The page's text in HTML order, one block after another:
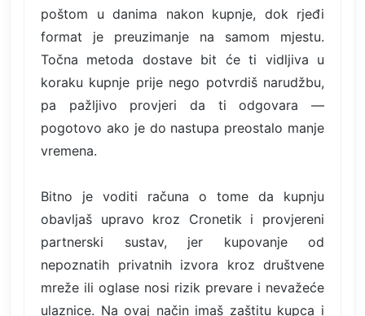
poštom u danima nakon kupnje, dok rjeđi
format je preuzimanje na samom mjestu.
Točna metoda dostave bit će ti vidljiva u
koraku kupnje prije nego potvrdiš narudžbu,
pa pažljivo provjeri da ti odgovara —
pogotovo ako je do nastupa preostalo manje
vremena.
Bitno je voditi računa o tome da kupnju
obavljaš upravo kroz Cronetik i provjereni
partnerski sustav, jer kupovanje od
nepoznatih privatnih izvora kroz društvene
mreže ili oglase nosi rizik prevare i nevažeće
ulaznice. Na ovaj način imaš zaštitu kupca i